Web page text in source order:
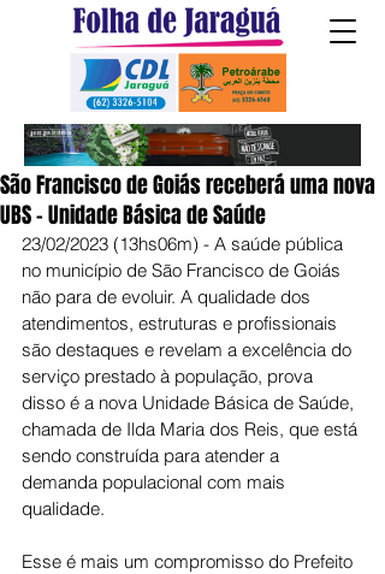
São Francisco de Goiás receberá uma nova
UBS - Unidade Básica de Saúde
23/02/2023 (13hs06m) - A saúde pública
no município de São Francisco de Goiás
não para de evoluir. A qualidade dos
atendimentos, estruturas e profissionais
são destaques e revelam a excelência do
serviço prestado à população, prova
disso é a nova Unidade Básica de Saúde,
chamada de Ilda Maria dos Reis, que está
sendo construída para atender a
demanda populacional com mais
qualidade.
Esse é mais um compromisso do Prefeito